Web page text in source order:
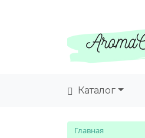
Каталог
Главная